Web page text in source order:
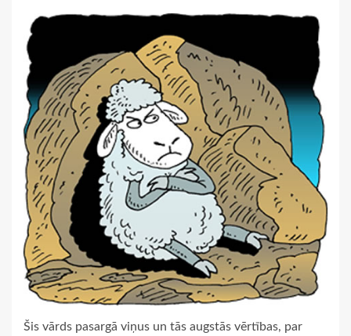
Šis vārds pasargā viņus un tās augstās vērtības, par